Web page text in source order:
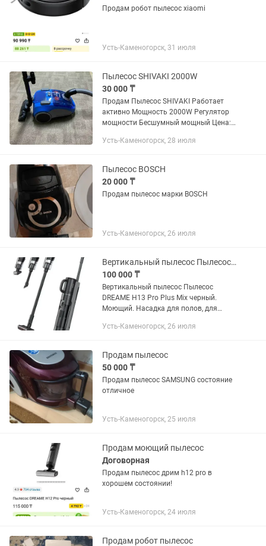
Продам робот пылесос xiaomi
Усть-Каменогорск, 31 июля
Пылесос SHIVAKI 2000W
30 000 ₸
Продам Пылесос SHIVAKI Работает
активно Мощность 2000W Регулятор
мощности Бесшумный мощный Цена:
Усть-Каменогорск, 28 июля
Пылесос BOSCH
20 000 ₸
Продам пылесос марки BOSCH
Усть-Каменогорск, 26 июля
Вертикальный пылесос Пылесос DREAME H13 Pro Plus Mix черный. Моющий
100 000 ₸
Вертикальный пылесос Пылесос
DREAME H13 Pro Plus Mix черный.
Моющий. Насадка для полов, для
квартиры. Новый, был приобретён
Усть-Каменогорск, 26 июля
Продам пылесос
50 000 ₸
Продам пылесос SAMSUNG состояние
отличное
Усть-Каменогорск, 25 июля
Продам моющий пылесос
Договорная
Продам пылесос дрим h12 pro в
хорошем состоянии!
Усть-Каменогорск, 24 июля
Продам робот пылесос